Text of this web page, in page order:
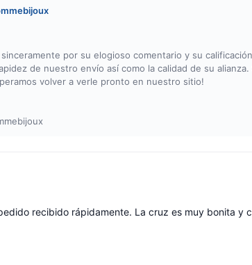
sinceramente por su elogioso comentario y su
de nuestro envío así como la calidad de su
volver a verle pronto en nuestro sitio!
recibido rápidamente. La cruz es muy bonita y